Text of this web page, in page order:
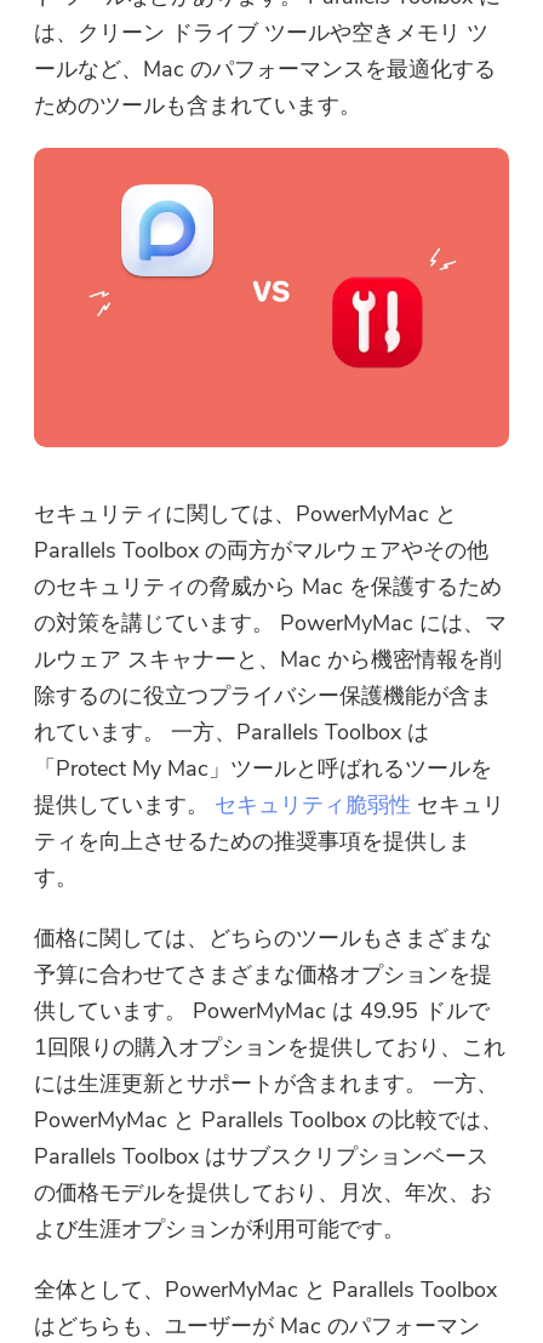
は、クリーン ドライブ ツールや空きメモリ ツ
ールなど、Mac のパフォーマンスを最適化する
ためのツールも含まれています。
セキュリティに関しては、PowerMyMac と
Parallels Toolbox の両方がマルウェアやその他
のセキュリティの脅威から Mac を保護するため
の対策を講じています。 PowerMyMac には、マ
ルウェア スキャナーと、Mac から機密情報を削
除するのに役立つプライバシー保護機能が含ま
れています。 一方、Parallels Toolbox は
「Protect My Mac」ツールと呼ばれるツールを
提供しています。 セキュリティ脆弱性 セキュリ
ティを向上させるための推奨事項を提供しま
す。
価格に関しては、どちらのツールもさまざまな
予算に合わせてさまざまな価格オプションを提
供しています。 PowerMyMac は 49.95 ドルで
1回限りの購入オプションを提供しており、これ
には生涯更新とサポートが含まれます。 一方、
PowerMyMac と Parallels Toolbox の比較では、
Parallels Toolbox はサブスクリプションベース
の価格モデルを提供しており、月次、年次、お
よび生涯オプションが利用可能です。
全体として、PowerMyMac と Parallels Toolbox
はどちらも、ユーザーが Mac のパフォーマン